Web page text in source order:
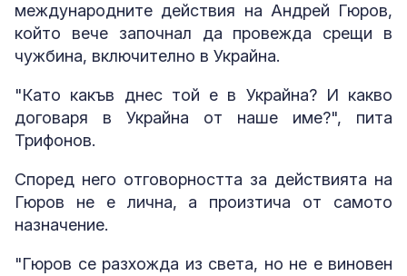
международните действия на Андрей Гюров,
който вече започнал да провежда срещи в
чужбина, включително в Украйна.
"Като какъв днес той е в Украйна? И какво
договаря в Украйна от наше име?", пита
Трифонов.
Според него отговорността за действията на
Гюров не е лична, а произтича от самото
назначение.
"Гюров се разхожда из света, но не е виновен